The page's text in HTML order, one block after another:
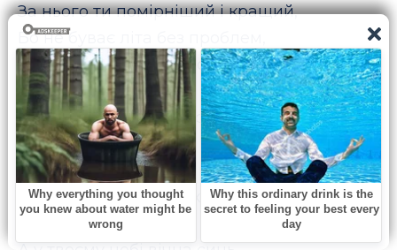
За нього ти помірніший і кращий,
Бо не буває літа без проблем,
Хоч працівник із нього роботящий.
То сонце нас безжалісно пече,
То лик його приховує негода,
То грім гримить, то злива дах січе –
Весь час дивує примхами природа.